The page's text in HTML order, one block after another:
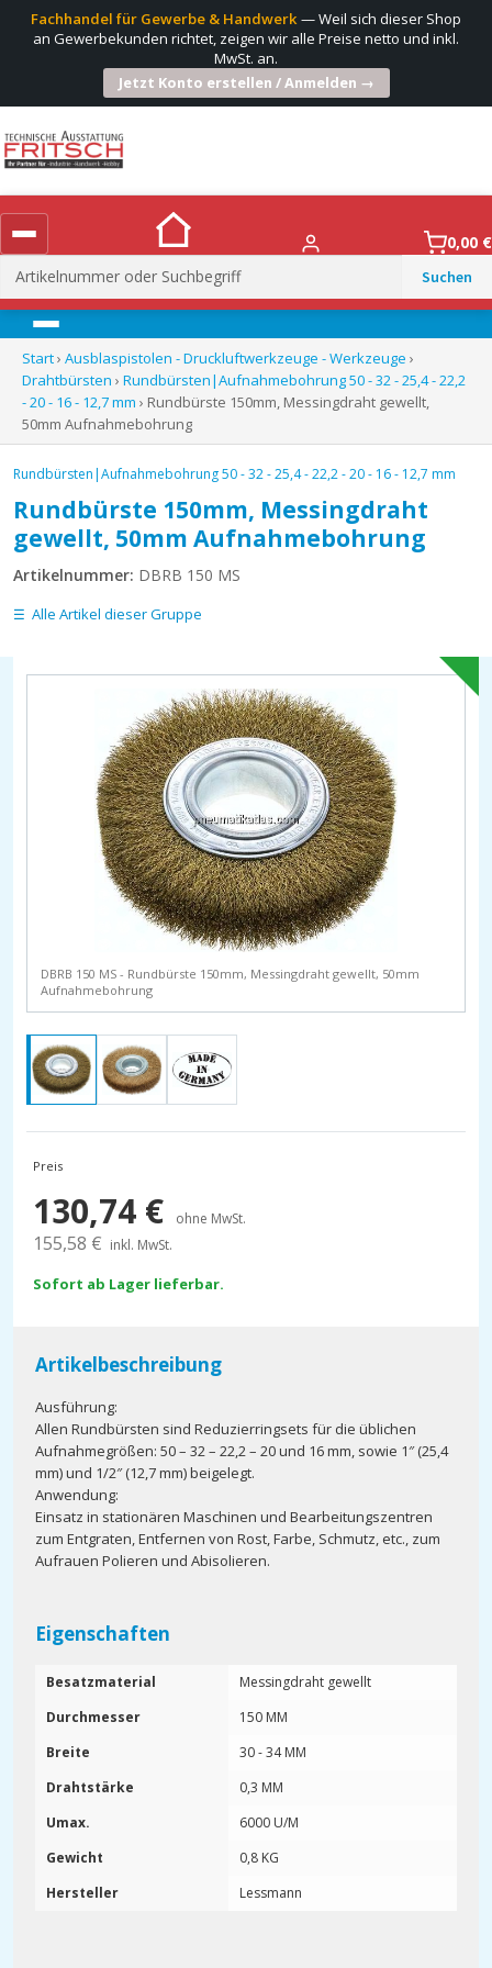
Fachhandel für Gewerbe & Handwerk— Weil sich dieser Shop
an Gewerbekunden richtet, zeigen wir alle Preise netto und inkl.
MwSt. an.
Jetzt Konto erstellen / Anmelden →
Suchen
nach:
0,00 €
Menü
Start› Ausblaspistolen - Druckluftwerkzeuge - Werkzeuge ›
Drahtbürsten › Rundbürsten|Aufnahmebohrung 50 - 32 - 25,4 - 22,2
- 20 - 16 - 12,7 mm › Rundbürste 150mm, Messingdraht gewellt,
50mm Aufnahmebohrung
Rundbürsten|Aufnahmebohrung 50 - 32 - 25,4 - 22,2 - 20 - 16 - 12,7 mm
Rundbürste 150mm, Messingdraht
gewellt, 50mm Aufnahmebohrung
Artikelnummer: DBRB 150 MS
Alle Artikel dieser Gruppe
DBRB 150 MS - Rundbürste 150mm, Messingdraht gewellt, 50mm
Aufnahmebohrung
Preis
130,74 € ohne MwSt.
155,58 € inkl. MwSt.
Sofort ab Lager lieferbar.
Artikelbeschreibung
Ausführung:
Allen Rundbürsten sind Reduzierringsets für die üblichen
Aufnahmegrößen: 50 – 32 – 22,2 – 20 und 16 mm, sowie 1″ (25,4
mm) und 1/2″ (12,7 mm) beigelegt.
Anwendung:
Einsatz in stationären Maschinen und Bearbeitungszentren
zum Entgraten, Entfernen von Rost, Farbe, Schmutz, etc., zum
Aufrauen Polieren und Abisolieren.
Eigenschaften
Besatzmaterial
Messingdraht gewellt
Durchmesser
150 MM
Breite
30 - 34 MM
Drahtstärke
0,3 MM
Umax.
6000 U/M
Gewicht
0,8 KG
Hersteller
Lessmann